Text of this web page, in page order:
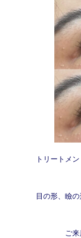
トリートメ
目の形、瞼
ご